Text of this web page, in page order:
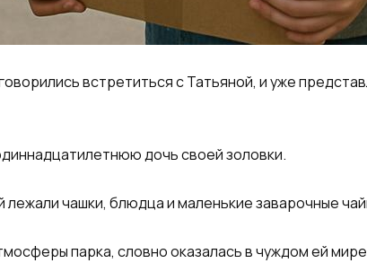
встретиться с Татьяной, и уже
дочь своей золовки.
чашки, блюдца и маленькие заварочные
парка, словно оказалась в чуждом ей